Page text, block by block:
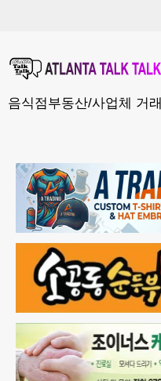
음식점부동산/사업체 거래